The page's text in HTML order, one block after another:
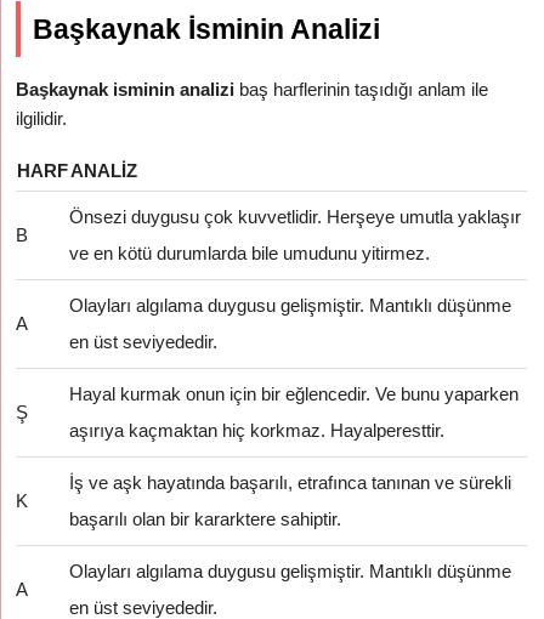
Başkaynak İsminin Analizi
Başkaynak isminin analizi baş harflerinin taşıdığı anlam ile
ilgilidir.
HARFANALIZ
B
Önsezi duygusu çok kuvvetlidir. Herşeye umutla yaklaşır
ve en kötü durumlarda bile umudunu yitirmez.
A
Olayları algılama duygusu gelişmiştir. Mantıklı düşünme
en üst seviyededir.
Ş
Hayal kurmak onun için bir eğlencedir. Ve bunu yaparken
aşırıya kaçmaktan hiç korkmaz. Hayalperesttir.
K
İş ve aşk hayatında başarılı, etrafınca tanınan ve sürekli
başarılı olan bir kararktere sahiptir.
A
Olayları algılama duygusu gelişmiştir. Mantıklı düşünme
en üst seviyededir.